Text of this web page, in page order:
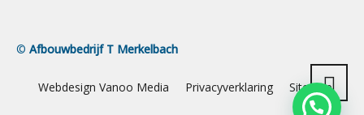
© Afbouwbedrijf T Merkelbach
Webdesign Vanoo Media Privacyverklaring Sitemap